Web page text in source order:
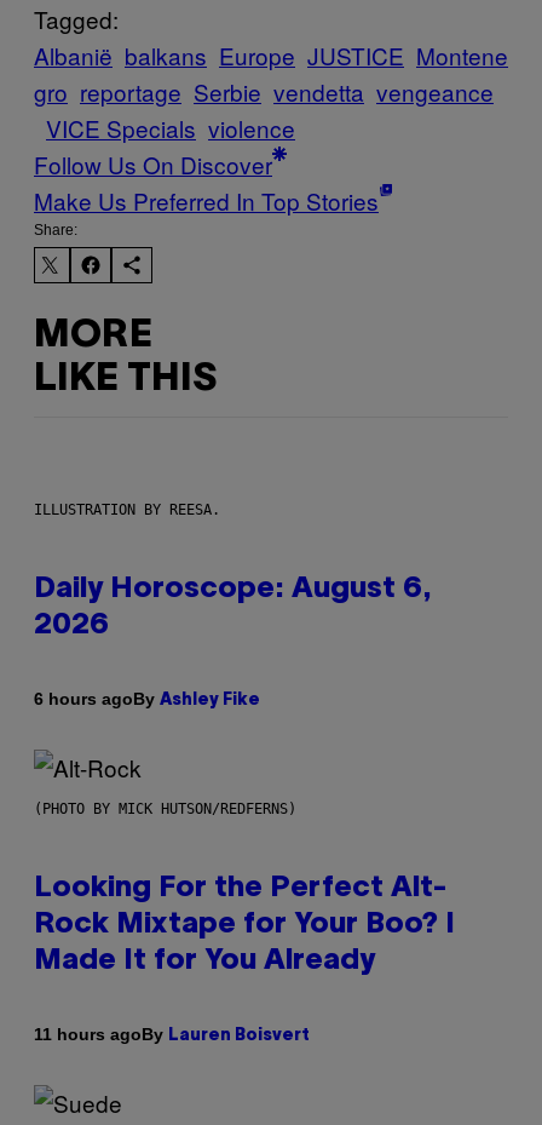
Tagged:
Albanië balkans Europe JUSTICE Montene
gro reportage Serbie vendetta vengeance
VICE Specials violence
Follow Us On Discover
Make Us Preferred In Top Stories
Share:
MORE
LIKE THIS
ILLUSTRATION BY REESA.
Daily Horoscope: August 6,
2026
6 hours agoBy Ashley Fike
(PHOTO BY MICK HUTSON/REDFERNS)
Looking For the Perfect Alt-
Rock Mixtape for Your Boo? I
Made It for You Already
11 hours agoBy Lauren Boisvert